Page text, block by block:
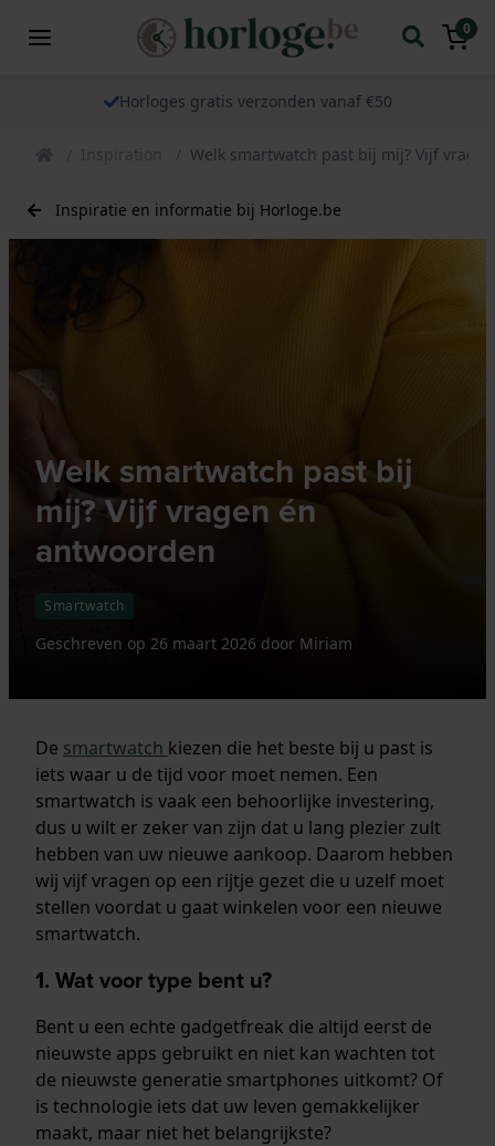
0
Horloges gratis verzonden vanaf €50
Inspiration Welk smartwatch past bij mij? Vijf
Inspiratie en informatie bij Horloge.be
Welk smartwatch past bij
mij? Vijf vragen én
antwoorden
Smartwatch
Geschreven op 26 maart 2026 door Miriam
De smartwatch kiezen die het beste bij u past is
iets waar u de tijd voor moet nemen. Een
smartwatch is vaak een behoorlijke investering,
dus u wilt er zeker van zijn dat u lang plezier zult
hebben van uw nieuwe aankoop. Daarom hebben
wij vijf vragen op een rijtje gezet die u uzelf moet
stellen voordat u gaat winkelen voor een nieuwe
smartwatch.
1. Wat voor type bent u?
Bent u een echte gadgetfreak die altijd eerst de
nieuwste apps gebruikt en niet kan wachten tot
de nieuwste generatie smartphones uitkomt? Of
is technologie iets dat uw leven gemakkelijker
maakt, maar niet het belangrijkste?